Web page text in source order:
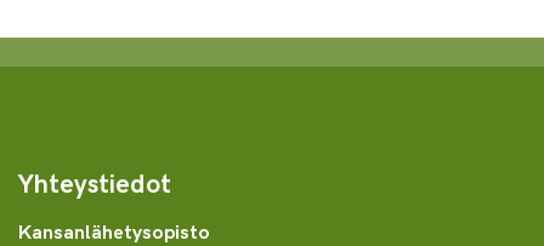
Yhteystiedot
Kansanlähetysopisto